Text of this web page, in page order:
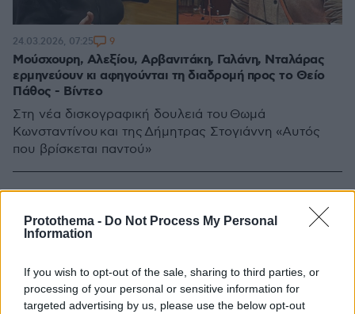
Protothema - Do Not Process My Personal
Information
If you wish to opt-out of the sale, sharing to third parties, or
processing of your personal or sensitive information for
targeted advertising by us, please use the below opt-out
Μούσχουρη, Αλεξίου, Αρβανιτάκη, Γαλάνη, Νταλάρας
ερμηνεύουν κι αφηγούνται τη διαδρομή προς το Θείο
Πάθος - Βίντεο
Στη νέα δισκογραφική δουλειά του Θωμά
Κωνσταντίνου και της Δήμητρας Στογιάννη «Αυτός
που βρίσκεται παντού»
24.03.2026, 07:25 9